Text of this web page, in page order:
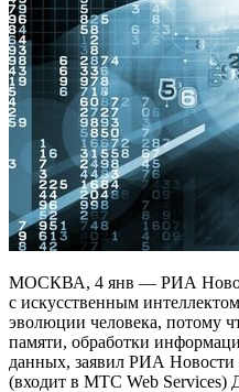
МОСКВА, 4 янв — РИА
с искусственным
эволюции человека, потому
памяти, обработки
данных, заявил РИА Новости
(входит в МТС Web Services)